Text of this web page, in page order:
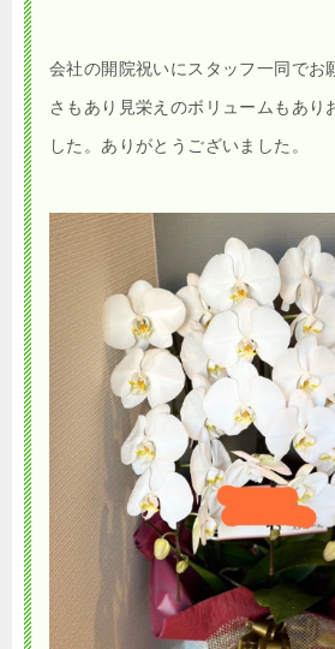
会社の開院祝いにスタッフ一同でお
さもあり見栄えのボリュームもあり
した。ありがとうございました。